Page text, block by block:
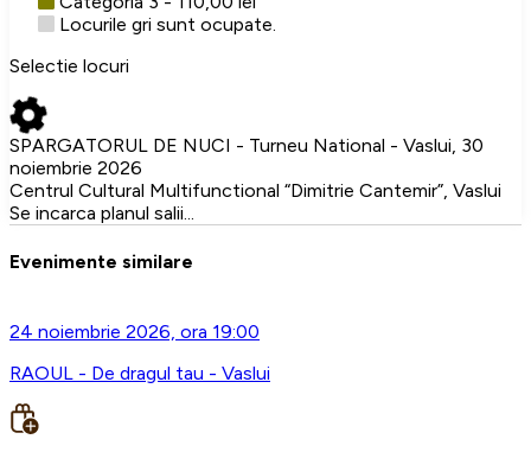
Locurile gri sunt ocupate.
Selectie locuri
SPARGATORUL DE NUCI - Turneu National - Vaslui, 30
noiembrie 2026
Centrul Cultural Multifunctional “Dimitrie Cantemir”, Vaslui
Se incarca planul salii...
Evenimente similare
24 noiembrie 2026, ora 19:00
RAOUL - De dragul tau - Vaslui